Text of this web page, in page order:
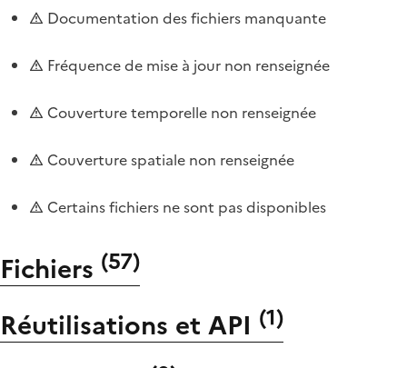
Documentation des fichiers manquante
Fréquence de mise à jour non renseignée
Couverture temporelle non renseignée
Couverture spatiale non renseignée
Certains fichiers ne sont pas disponibles
Fichiers (57)
Réutilisations et API (1)